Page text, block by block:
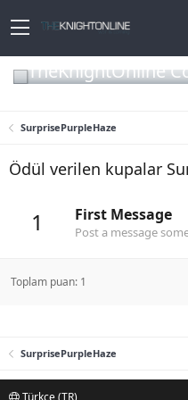
TheKnightOnline
SurprisePurpleHaze
Ödül verilen kupalar
1 First Message
Post a message
Toplam puan: 1
SurprisePurpleHaze